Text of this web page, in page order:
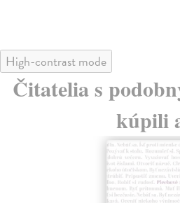
High-contrast mode
Čitatelia s
kúpili